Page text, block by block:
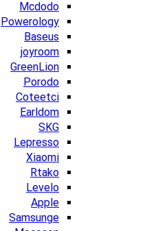
Mcdodo
Powerology
Baseus
joyroom
GreenLion
Porodo
Coteetci
Earldom
SKG
Lepresso
Xiaomi
Rtako
Levelo
Apple
Samsunge